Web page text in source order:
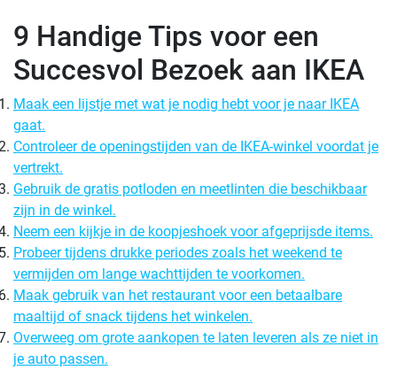
9 Handige Tips voor een
Succesvol Bezoek aan IKEA
Maak een lijstje met wat je nodig hebt voor je naar IKEA
gaat.
Controleer de openingstijden van de IKEA-winkel voordat je
vertrekt.
Gebruik de gratis potloden en meetlinten die beschikbaar
zijn in de winkel.
Neem een kijkje in de koopjeshoek voor afgeprijsde items.
Probeer tijdens drukke periodes zoals het weekend te
vermijden om lange wachttijden te voorkomen.
Maak gebruik van het restaurant voor een betaalbare
maaltijd of snack tijdens het winkelen.
Overweeg om grote aankopen te laten leveren als ze niet in
je auto passen.